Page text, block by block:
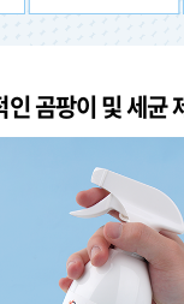
곰팡이 및 세균